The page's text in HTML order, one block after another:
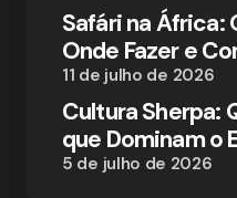
Safári na África:
Onde Fazer e
11 de julho de 2026
Cultura Sherpa:
que Dominam o
5 de julho de 2026